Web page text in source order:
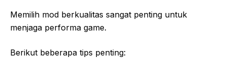
Memilih mod berkualitas sangat penting untuk
menjaga performa game.
Berikut beberapa tips penting: